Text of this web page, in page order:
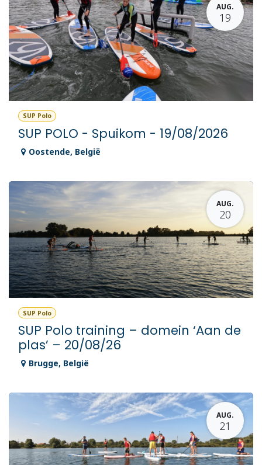
AUG.
19
SUP Polo
SUP POLO - Spuikom - 19/08/2026
Oostende, België
AUG.
20
SUP Polo
SUP Polo training – domein ‘Aan de
plas’ – 20/08/26
Brugge, België
AUG.
21